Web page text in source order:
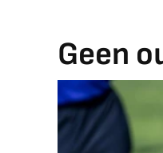
Geen